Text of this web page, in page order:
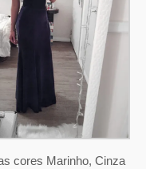
cores Marinho, Cinza